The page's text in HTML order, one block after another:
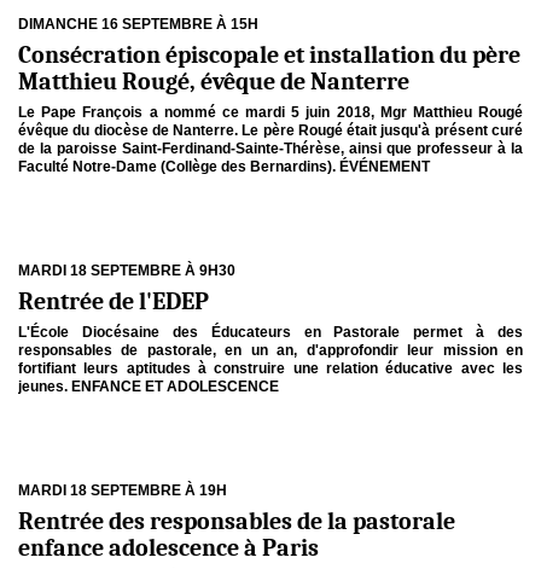
DIMANCHE 16 SEPTEMBRE À 15H
Consécration épiscopale et installation du père
Matthieu Rougé, évêque de Nanterre
Le Pape François a nommé ce mardi 5 juin 2018, Mgr Matthieu Rougé
évêque du diocèse de Nanterre. Le père Rougé était jusqu'à présent curé
de la paroisse Saint-Ferdinand-Sainte-Thérèse, ainsi que professeur à la
Faculté Notre-Dame (Collège des Bernardins). ÉVÉNEMENT
MARDI 18 SEPTEMBRE À 9H30
Rentrée de l'EDEP
L'École Diocésaine des Éducateurs en Pastorale permet à des
responsables de pastorale, en un an, d'approfondir leur mission en
fortifiant leurs aptitudes à construire une relation éducative avec les
jeunes. ENFANCE ET ADOLESCENCE
MARDI 18 SEPTEMBRE À 19H
Rentrée des responsables de la pastorale
enfance adolescence à Paris